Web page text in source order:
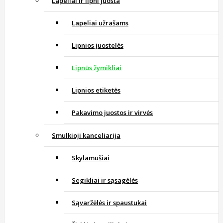
Lapeliai užrašams
Lipnios juostelės
Lipnūs žymikliai
Lipnios etiketės
Pakavimo juostos ir virvės
Smulkioji kanceliarija
Skylamušiai
Segikliai ir sąsagėlės
Sąvaržėlės ir spaustukai